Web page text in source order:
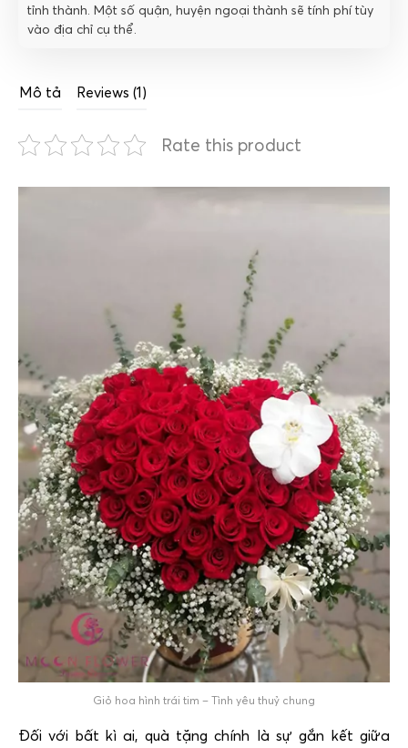
tỉnh thành. Một số quận, huyện ngoại thành sẽ tính phí tùy
vào địa chỉ cụ thể.
Mô tả Reviews (1)
Rate this product
Giỏ hoa hình trái tim – Tình yêu thuỷ chung
Đối với bất kì ai, quà tặng chính là sự gắn kết giữa